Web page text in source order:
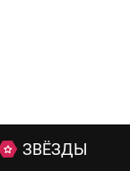
ЗВЁЗДЫ